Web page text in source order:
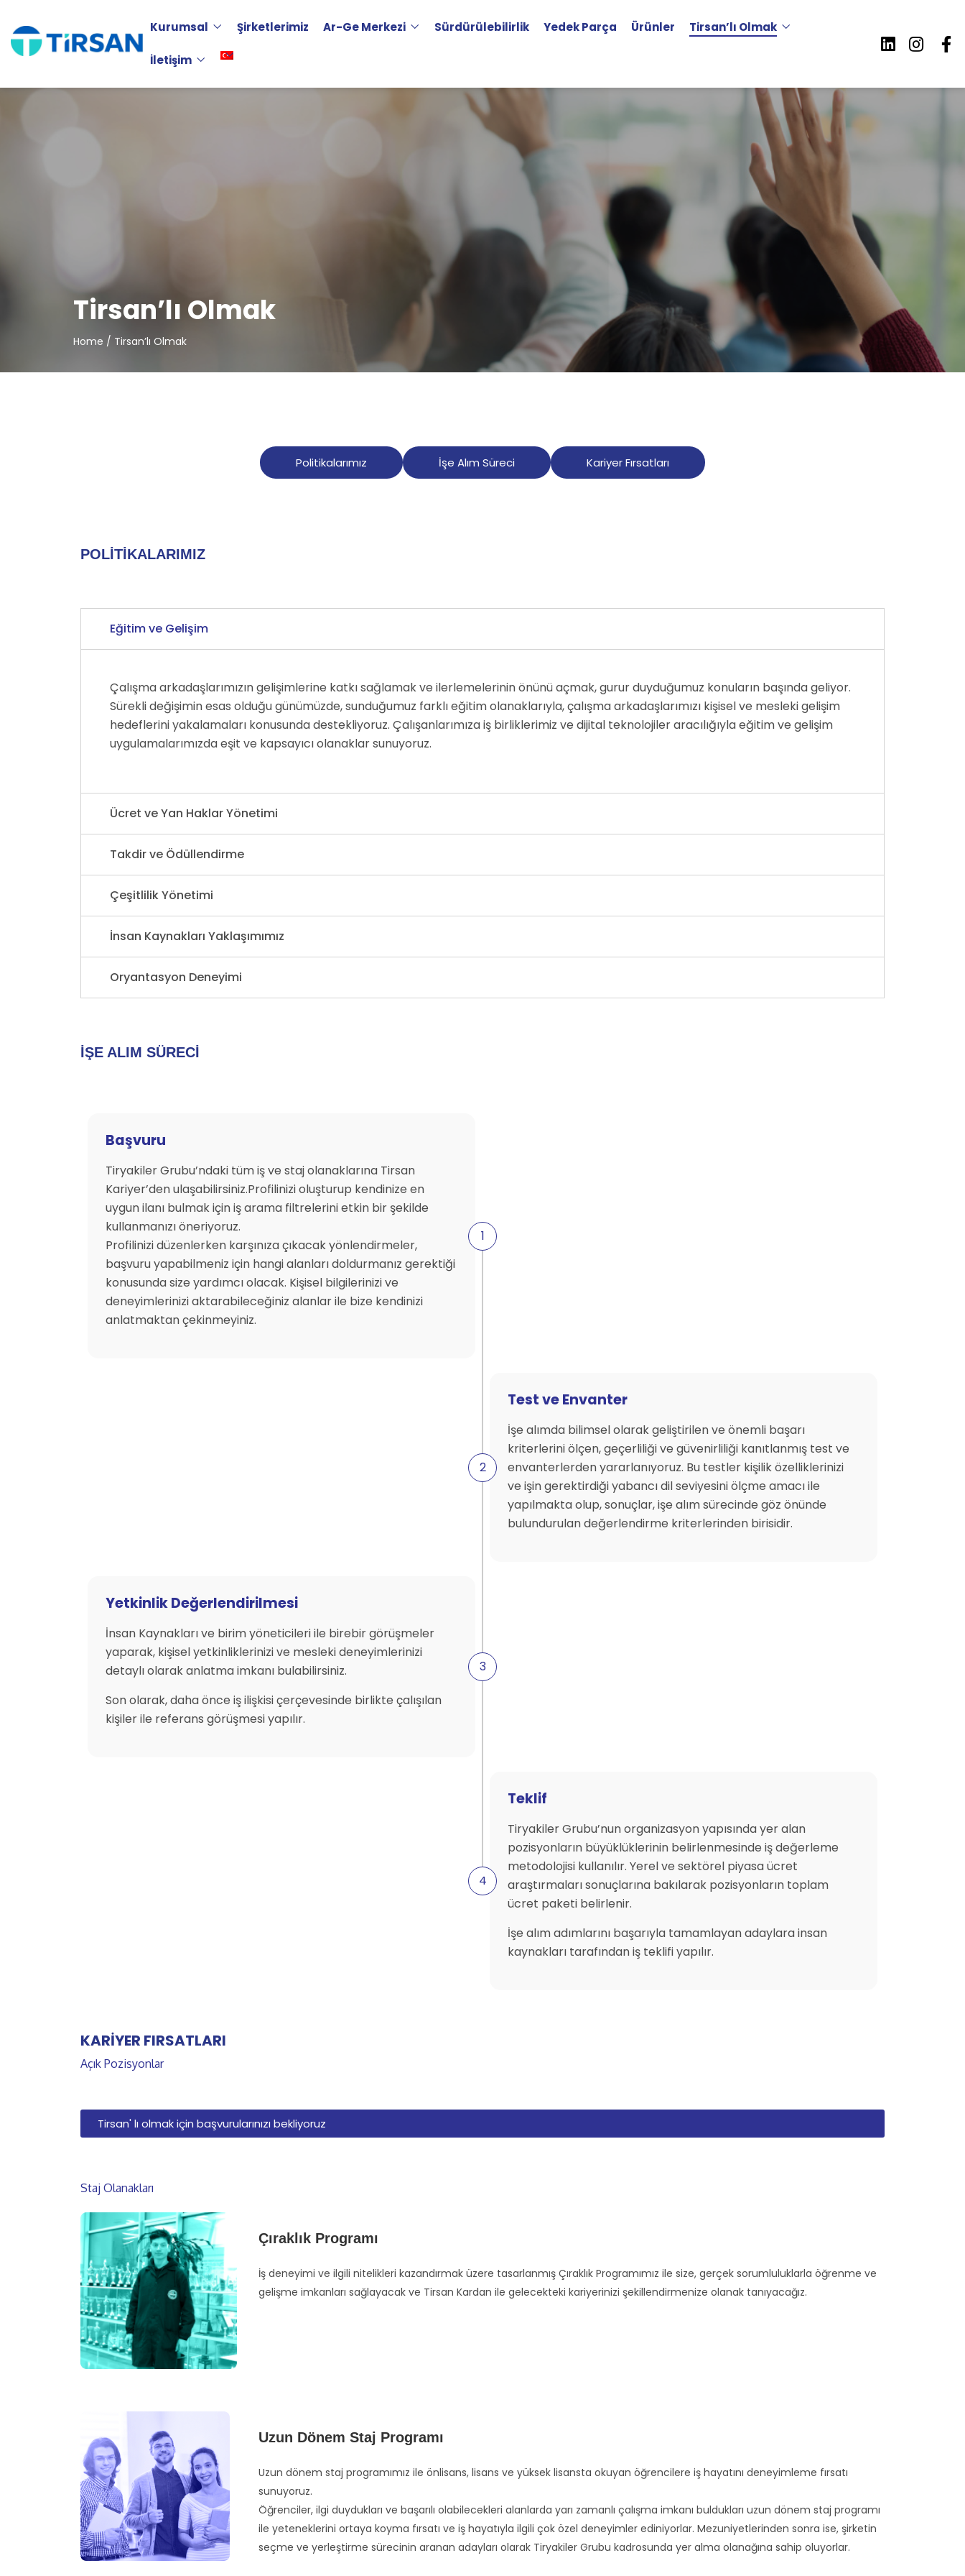
Kurumsal Şirketlerimiz Ar-Ge Merkezi Sürdürülebilirlik Yedek Parça Ürünler Tirsan’lı Olmak
İletişim
Tirsan’lı Olmak
Home / Tirsan’lı Olmak
Politikalarımız İşe Alım Süreci Kariyer Fırsatları
POLİTİKALARIMIZ
Eğitim ve Gelişim
Çalışma arkadaşlarımızın gelişimlerine katkı sağlamak ve ilerlemelerinin önünü açmak, gurur duyduğumuz konuların başında geliyor.
Sürekli değişimin esas olduğu günümüzde, sunduğumuz farklı eğitim olanaklarıyla, çalışma arkadaşlarımızı kişisel ve mesleki gelişim
hedeflerini yakalamaları konusunda destekliyoruz. Çalışanlarımıza iş birliklerimiz ve dijital teknolojiler aracılığıyla eğitim ve gelişim
uygulamalarımızda eşit ve kapsayıcı olanaklar sunuyoruz.
Ücret ve Yan Haklar Yönetimi
Takdir ve Ödüllendirme
Çeşitlilik Yönetimi
İnsan Kaynakları Yaklaşımımız
Oryantasyon Deneyimi
İŞE ALIM SÜRECİ
Başvuru
Tiryakiler Grubu’ndaki tüm iş ve staj olanaklarına Tirsan
Kariyer’den ulaşabilirsiniz.Profilinizi oluşturup kendinize en
uygun ilanı bulmak için iş arama filtrelerini etkin bir şekilde
kullanmanızı öneriyoruz.
Profilinizi düzenlerken karşınıza çıkacak yönlendirmeler,
başvuru yapabilmeniz için hangi alanları doldurmanız gerektiği
konusunda size yardımcı olacak. Kişisel bilgilerinizi ve
deneyimlerinizi aktarabileceğiniz alanlar ile bize kendinizi
anlatmaktan çekinmeyiniz.
Test ve Envanter
İşe alımda bilimsel olarak geliştirilen ve önemli başarı
kriterlerini ölçen, geçerliliği ve güvenirliliği kanıtlanmış test ve
envanterlerden yararlanıyoruz. Bu testler kişilik özelliklerinizi
ve işin gerektirdiği yabancı dil seviyesini ölçme amacı ile
yapılmakta olup, sonuçlar, işe alım sürecinde göz önünde
bulundurulan değerlendirme kriterlerinden birisidir.
Yetkinlik Değerlendirilmesi
İnsan Kaynakları ve birim yöneticileri ile birebir görüşmeler
yaparak, kişisel yetkinliklerinizi ve mesleki deneyimlerinizi
detaylı olarak anlatma imkanı bulabilirsiniz.
Son olarak, daha önce iş ilişkisi çerçevesinde birlikte çalışılan
kişiler ile referans görüşmesi yapılır.
Teklif
Tiryakiler Grubu’nun organizasyon yapısında yer alan
pozisyonların büyüklüklerinin belirlenmesinde iş değerleme
metodolojisi kullanılır. Yerel ve sektörel piyasa ücret
araştırmaları sonuçlarına bakılarak pozisyonların toplam
ücret paketi belirlenir.
İşe alım adımlarını başarıyla tamamlayan adaylara insan
kaynakları tarafından iş teklifi yapılır.
KARİYER FIRSATLARI
Açık Pozisyonlar
Tirsan' lı olmak için başvurularınızı bekliyoruz
Staj Olanakları
Çıraklık Programı
İş deneyimi ve ilgili nitelikleri kazandırmak üzere tasarlanmış Çıraklık Programımız ile size, gerçek sorumluluklarla öğrenme ve
gelişme imkanları sağlayacak ve Tirsan Kardan ile gelecekteki kariyerinizi şekillendirmenize olanak tanıyacağız.
Uzun Dönem Staj Programı
Uzun dönem staj programımız ile önlisans, lisans ve yüksek lisansta okuyan öğrencilere iş hayatını deneyimleme fırsatı
sunuyoruz.
Öğrenciler, ilgi duydukları ve başarılı olabilecekleri alanlarda yarı zamanlı çalışma imkanı buldukları uzun dönem staj programı
ile yeteneklerini ortaya koyma fırsatı ve iş hayatıyla ilgili çok özel deneyimler ediniyorlar. Mezuniyetlerinden sonra ise, şirketin
seçme ve yerleştirme sürecinin aranan adayları olarak Tiryakiler Grubu kadrosunda yer alma olanağına sahip oluyorlar.